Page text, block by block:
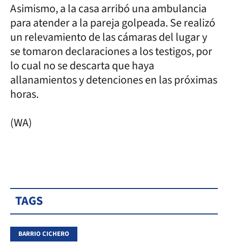
Asimismo, a la casa arribó una ambulancia
para atender a la pareja golpeada. Se realizó
un relevamiento de las cámaras del lugar y
se tomaron declaraciones a los testigos, por
lo cual no se descarta que haya
allanamientos y detenciones en las próximas
horas.
(WA)
TAGS
BARRIO CICHERO